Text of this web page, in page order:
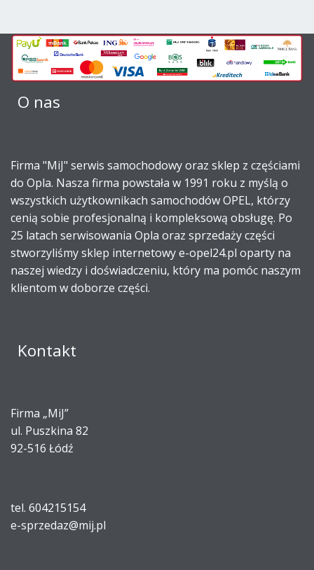
O nas
Firma "MiJ" serwis samochodowy oraz sklep z częściami
do Opla. Nasza firma powstała w 1991 roku z myślą o
wszystkich użytkownikach samochodów OPEL, którzy
cenią sobie profesjonalną i kompleksową obsługę. Po
25 latach serwisowania Opla oraz sprzedaży części
stworzyliśmy sklep internetowy e-opel24.pl oparty na
naszej wiedzy i doświadczeniu, który ma pomóc naszym
klientom w doborze części.
Kontakt
Firma „MiJ”
ul. Puszkina 82
92-516 Łódź
tel. 604215154
e-sprzedaz@mij.pl